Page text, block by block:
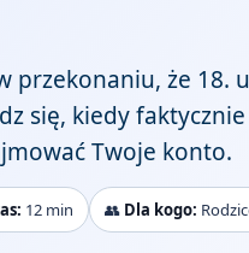
przekonaniu, że 18.
się, kiedy
Twoje konto.
12 min 👥 Dla kogo: